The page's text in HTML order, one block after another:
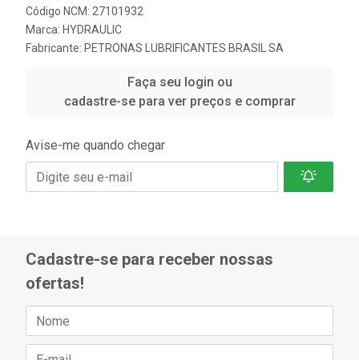
Código NCM: 27101932
Marca: HYDRAULIC
Fabricante: PETRONAS LUBRIFICANTES BRASIL SA
Faça seu login ou
cadastre-se para ver preços e comprar
Avise-me quando chegar
Cadastre-se para receber nossas
ofertas!